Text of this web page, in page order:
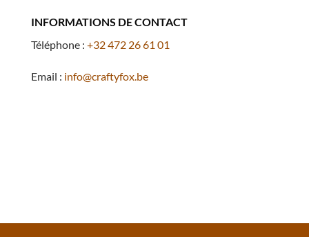
INFORMATIONS DE CONTACT
Téléphone : +32 472 26 61 01
Email : info@craftyfox.be